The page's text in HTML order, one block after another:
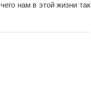
нам в этой жизни так